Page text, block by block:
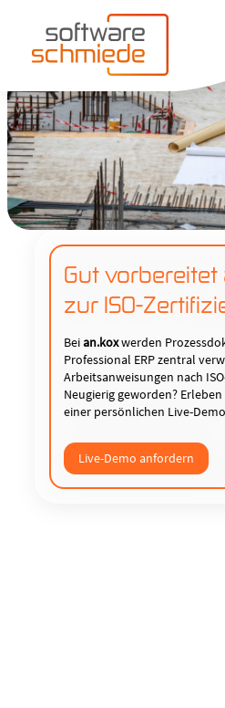
Gut vorbereitet
zur ISO-
Beian.koxwerden
Professional ERP zentral
Arbeitsanweisungen nach
Neugierig geworden? Erleben
einer persönlichen Live-
Live-Demo anfordern